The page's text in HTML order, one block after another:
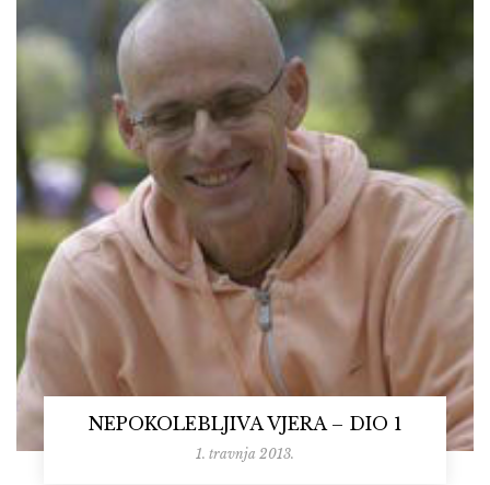
NEPOKOLEBLJIVA VJERA – DIO 1
1. travnja 2013.